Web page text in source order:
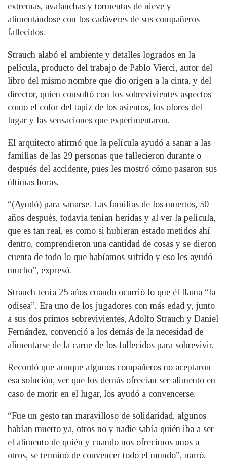
extremas, avalanchas y tormentas de nieve y
alimentándose con los cadáveres de sus compañeros
fallecidos.
Strauch alabó el ambiente y detalles logrados en la
película, producto del trabajo de Pablo Vierci, autor del
libro del mismo nombre que dio origen a la cinta, y del
director, quien consultó con los sobrevivientes aspectos
como el color del tapiz de los asientos, los olores del
lugar y las sensaciones que experimentaron.
El arquitecto afirmó que la película ayudó a sanar a las
familias de las 29 personas que fallecieron durante o
después del accidente, pues les mostró cómo pasaron sus
últimas horas.
“(Ayudó) para sanarse. Las familias de los muertos, 50
años después, todavía tenían heridas y al ver la película,
que es tan real, es como si hubieran estado metidos ahí
dentro, comprendieron una cantidad de cosas y se dieron
cuenta de todo lo que habíamos sufrido y eso les ayudó
mucho”, expresó.
Strauch tenía 25 años cuando ocurrió lo que él llama “la
odisea”. Era uno de los jugadores con más edad y, junto
a sus dos primos sobrevivientes, Adolfo Strauch y Daniel
Fernández, convenció a los demás de la necesidad de
alimentarse de la carne de los fallecidos para sobrevivir.
Recordó que aunque algunos compañeros no aceptaron
esa solución, ver que los demás ofrecían ser alimento en
caso de morir en el lugar, los ayudó a convencerse.
“Fue un gesto tan maravilloso de solidaridad, algunos
habían muerto ya, otros no y nadie sabía quién iba a ser
el alimento de quién y cuando nos ofrecimos unos a
otros, se terminó de convencer todo el mundo”, narró.